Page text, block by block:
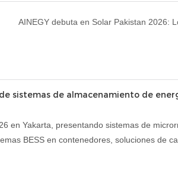
sistemas de almacenamiento de
en Yakarta, presentando sistemas de
BESS en contenedores, soluciones de